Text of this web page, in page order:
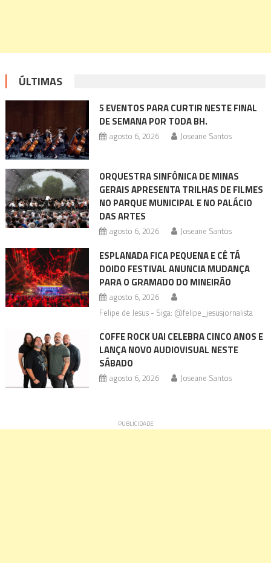
ÚLTIMAS
5 EVENTOS PARA CURTIR NESTE FINAL
DE SEMANA POR TODA BH.
agosto 6, 2026 Joseane Santos
ORQUESTRA SINFÔNICA DE MINAS
GERAIS APRESENTA TRILHAS DE FILMES
NO PARQUE MUNICIPAL E NO PALÁCIO
DAS ARTES
agosto 6, 2026 Joseane Santos
ESPLANADA FICA PEQUENA E CÊ TÁ
DOIDO FESTIVAL ANUNCIA MUDANÇA
PARA O GRAMADO DO MINEIRÃO
agosto 6, 2026
Felipe de Jesus - Siga: @felipe_jesusjornalista
COFFE ROCK UAI CELEBRA CINCO ANOS E
LANÇA NOVO AUDIOVISUAL NESTE
SÁBADO
agosto 6, 2026 Joseane Santos